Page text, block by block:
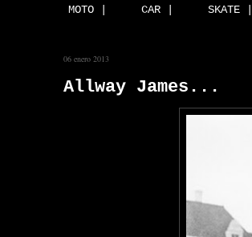
MOTO | CAR | SKATE |
06 enero 2013
Allway James...